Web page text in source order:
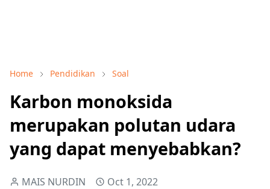
Home Pendidikan Soal
Karbon monoksida
merupakan polutan udara
yang dapat menyebabkan?
MAIS NURDIN Oct 1, 2022